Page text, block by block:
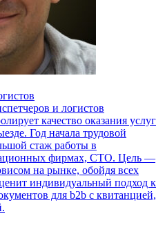
и логистов
качество оказания услуг
Год начала трудовой
стаж работы в
фирмах, СТО. Цель —
на рынке, обойдя всех
индивидуальный подход к
для b2b с квитанцией,